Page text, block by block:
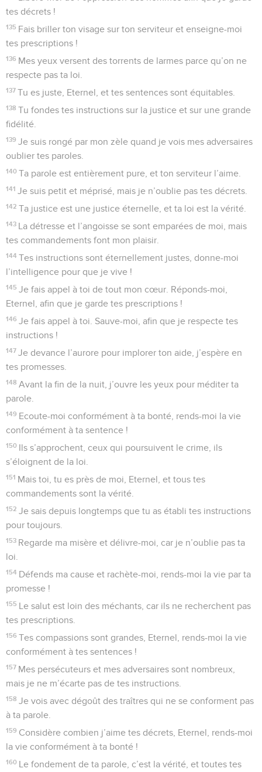
tes décrets !
135 Fais briller ton visage sur ton serviteur et enseigne-moi
tes prescriptions !
136 Mes yeux versent des torrents de larmes parce qu’on ne
respecte pas ta loi.
137 Tu es juste, Eternel, et tes sentences sont équitables.
138 Tu fondes tes instructions sur la justice et sur une grande
fidélité.
139 Je suis rongé par mon zèle quand je vois mes adversaires
oublier tes paroles.
140 Ta parole est entièrement pure, et ton serviteur l’aime.
141 Je suis petit et méprisé, mais je n’oublie pas tes décrets.
142 Ta justice est une justice éternelle, et ta loi est la vérité.
143 La détresse et l’angoisse se sont emparées de moi, mais
tes commandements font mon plaisir.
144 Tes instructions sont éternellement justes, donne-moi
l’intelligence pour que je vive !
145 Je fais appel à toi de tout mon cœur. Réponds-moi,
Eternel, afin que je garde tes prescriptions !
146 Je fais appel à toi. Sauve-moi, afin que je respecte tes
instructions !
147 Je devance l’aurore pour implorer ton aide, j’espère en
tes promesses.
148 Avant la fin de la nuit, j’ouvre les yeux pour méditer ta
parole.
149 Ecoute-moi conformément à ta bonté, rends-moi la vie
conformément à ta sentence !
150 Ils s’approchent, ceux qui poursuivent le crime, ils
s’éloignent de la loi.
151 Mais toi, tu es près de moi, Eternel, et tous tes
commandements sont la vérité.
152 Je sais depuis longtemps que tu as établi tes instructions
pour toujours.
153 Regarde ma misère et délivre-moi, car je n’oublie pas ta
loi.
154 Défends ma cause et rachète-moi, rends-moi la vie par ta
promesse !
155 Le salut est loin des méchants, car ils ne recherchent pas
tes prescriptions.
156 Tes compassions sont grandes, Eternel, rends-moi la vie
conformément à tes sentences !
157 Mes persécuteurs et mes adversaires sont nombreux,
mais je ne m’écarte pas de tes instructions.
158 Je vois avec dégoût des traîtres qui ne se conforment pas
à ta parole.
159 Considère combien j’aime tes décrets, Eternel, rends-moi
la vie conformément à ta bonté !
160 Le fondement de ta parole, c’est la vérité, et toutes tes